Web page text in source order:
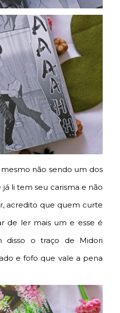
mesmo não sendo um dos
li tem seu carisma e não
acredito que quem curte
de ler mais um e esse é
disso o traço de Midori
e fofo que vale a pena